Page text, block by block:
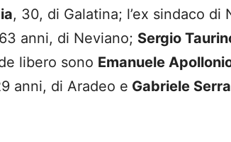
, 30, di Galatina; l’ex sindaco di
anni, di Neviano; Sergio
libero sono Emanuele
anni, di Aradeo e Gabriele Serra